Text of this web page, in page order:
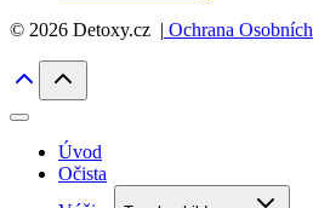
© 2026 Detoxy.cz | Ochrana
Úvod
Očista